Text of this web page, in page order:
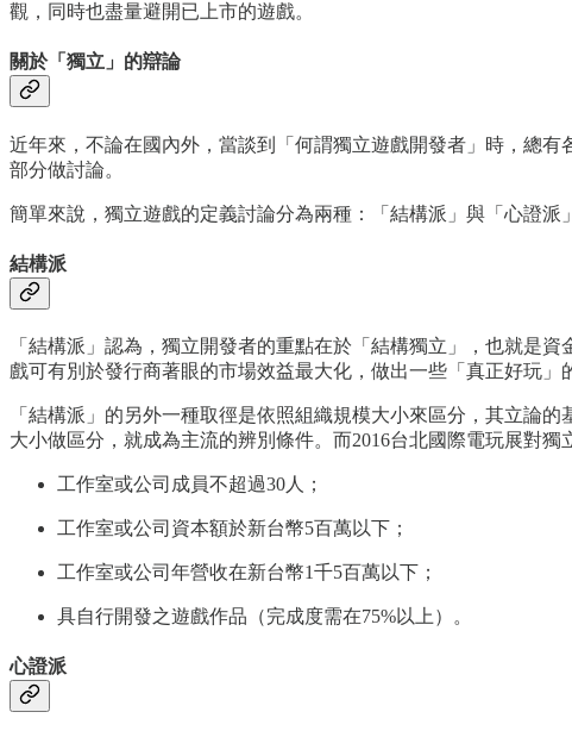
觀，同時也盡量避開已上市的遊戲。
關於「獨立」的辯論
近年來，不論在國內外，當談到「何謂獨立遊戲開發者」時，總
部分做討論。
簡單來說，獨立遊戲的定義討論分為兩種：「結構派」與「心證派
結構派
「結構派」認為，獨立開發者的重點在於「結構獨立」，也就是
戲可有別於發行商著眼的市場效益最大化，做出一些「真正好玩」
「結構派」的另外一種取徑是依照組織規模大小來區分，其立論
大小做區分，就成為主流的辨別條件。而2016台北國際電玩展對獨
工作室或公司成員不超過30人；
工作室或公司資本額於新台幣5百萬以下；
工作室或公司年營收在新台幣1千5百萬以下；
具自行開發之遊戲作品（完成度需在75%以上）。
心證派